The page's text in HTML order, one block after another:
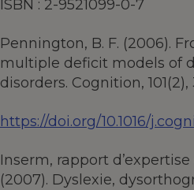
ISBN : 2-9521099-0-7
Pennington, B. F. (2006).
multiple deficit models of
disorders. Cognition, 101(2),
https://doi.org/10.1016/
Inserm, rapport
(2007). Dyslexie,